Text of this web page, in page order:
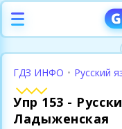
ГДЗ ИНФО • Русский
Упр 153 -
Ладыженская